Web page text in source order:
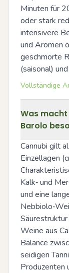
Minuten für
oder stark
intensivere
und Aromen
geschmorte
(saisonal)
Vollständige
Was macht
Barolo
Cannubi gilt
Einzellagen
Kalk‑ und
und eine
Weine aus
Balance
seidigen
Produzenten